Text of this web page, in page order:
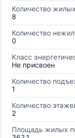
Количество
8
Количество
0
Класс
Не присвоен
Количество
1
Количество
2
Площадь жилых